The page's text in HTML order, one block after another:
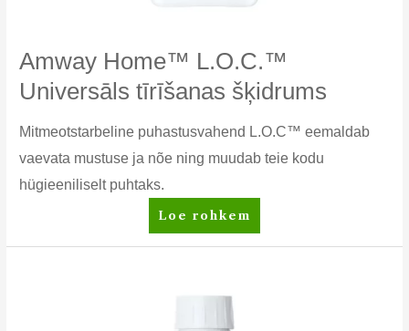
Amway Home™ L.O.C.™
Universāls tīrīšanas šķidrums
Mitmeotstarbeline puhastusvahend L.O.C™ eemaldab
vaevata mustuse ja nõe ning muudab teie kodu
hügieeniliselt puhtaks.
Amway
Home™
tīrīšanas
Loe rohkem